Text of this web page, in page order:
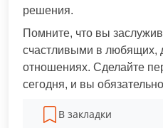
решения.
Помните, что вы
счастливыми в любящих,
отношениях. Сделайте
сегодня, и вы
В закладки